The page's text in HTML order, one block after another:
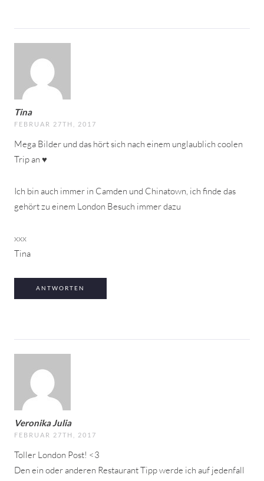
Tina
FEBRUAR 27TH, 2017
Mega Bilder und das hört sich nach einem unglaublich coolen
Trip an ♥
Ich bin auch immer in Camden und Chinatown, ich finde das
gehört zu einem London Besuch immer dazu
xxx
Tina
ANTWORTEN
Veronika Julia
FEBRUAR 27TH, 2017
Toller London Post! <3
Den ein oder anderen Restaurant Tipp werde ich auf jedenfall